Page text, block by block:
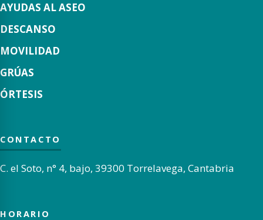
AYUDAS AL ASEO
DESCANSO
MOVILIDAD
GRÚAS
ÓRTESIS
CONTACTO
C. el Soto, n° 4, bajo, 39300 Torrelavega, Cantabria
HORARIO